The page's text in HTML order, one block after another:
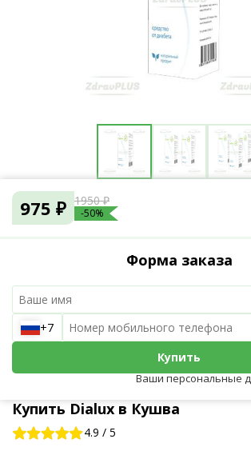
Купить Dialux в Кушва
4.9 / 5
975 ₽ 1950 ₽
-50%
Форма заказа
+7
Купить
Ваши персональные